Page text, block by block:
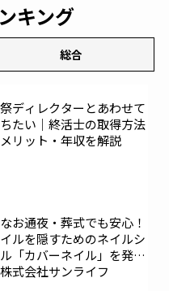
イ
こころネット
出雲殿互助会
礼会館
イフ ニチリョク
キング
総合
ディレクターとあわせて
たい｜終活士の取得方法
リット・年収を解説
お通夜・葬式でも安心！
ルを隠すためのネイルシ
「カバーネイル」を発売
式会社サンライフ